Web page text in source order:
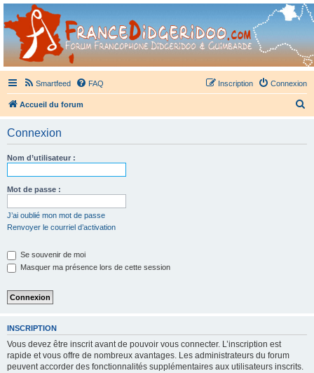
France Didgeridoo
Didgeridoo et Guimbarde sur France Didgeridoo - retrouvez la communauté.
Smartfeed FAQ Connexion
Inscription
Accueil du forum
Connexion
Nom d’utilisateur :
Mot de passe :
J’ai oublié mon mot de passe
Renvoyer le courriel d’activation
Se souvenir de moi
Masquer ma présence lors de cette session
INSCRIPTION
Vous devez être inscrit avant de pouvoir vous connecter. L’inscription est
rapide et vous offre de nombreux avantages. Les administrateurs du forum
peuvent accorder des fonctionnalités supplémentaires aux utilisateurs inscrits.